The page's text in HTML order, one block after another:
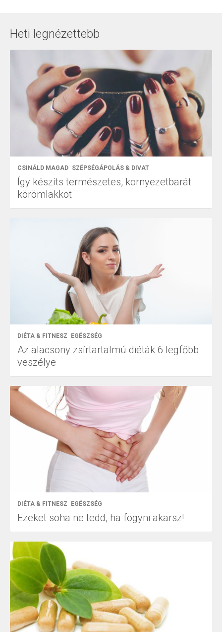
Heti legnézettebb
CSINÁLD MAGAD SZÉPSÉGÁPOLÁS & DIVAT
Így készíts természetes, környezetbarát
körömlakkot
DIÉTA & FITNESZ EGÉSZSÉG
Az alacsony zsírtartalmú diéták 6 legfőbb
veszélye
DIÉTA & FITNESZ EGÉSZSÉG
Ezeket soha ne tedd, ha fogyni akarsz!